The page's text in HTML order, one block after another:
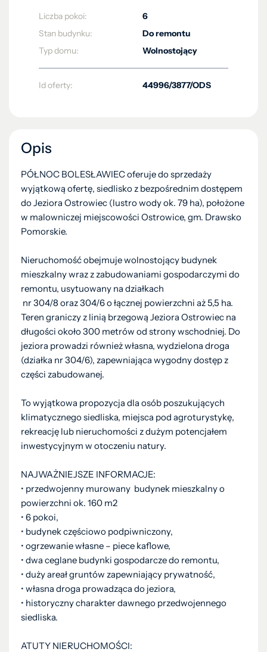
Liczba pokoi:
6
Stan budynku:
Do remontu
Typ domu:
Wolnostojący
Id oferty: 44996/3877/ODS
Opis
PÓŁNOC BOLESŁAWIEC oferuje do sprzedaży
wyjątkową ofertę, siedlisko z bezpośrednim dostępem
do Jeziora Ostrowiec (lustro wody ok. 79 ha), położone
w malowniczej miejscowości Ostrowice, gm. Drawsko
Pomorskie.
Nieruchomość obejmuje wolnostojący budynek
mieszkalny wraz z zabudowaniami gospodarczymi do
remontu, usytuowany na działkach
nr 304/8 oraz 304/6 o łącznej powierzchni aż 5,5 ha.
Teren graniczy z linią brzegową Jeziora Ostrowiec na
długości około 300 metrów od strony wschodniej. Do
jeziora prowadzi również własna, wydzielona droga
(działka nr 304/6), zapewniająca wygodny dostęp z
części zabudowanej.
To wyjątkowa propozycja dla osób poszukujących
klimatycznego siedliska, miejsca pod agroturystykę,
rekreację lub nieruchomości z dużym potencjałem
inwestycyjnym w otoczeniu natury.
NAJWAŻNIEJSZE INFORMACJE:
• przedwojenny murowany budynek mieszkalny o
powierzchni ok. 160 m2
• 6 pokoi,
• budynek częściowo podpiwniczony,
• ogrzewanie własne – piece kaflowe,
• dwa ceglane budynki gospodarcze do remontu,
• duży areał gruntów zapewniający prywatność,
• własna droga prowadząca do jeziora,
• historyczny charakter dawnego przedwojennego
siedliska.
ATUTY NIERUCHOMOŚCI: